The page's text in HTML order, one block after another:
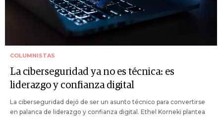
COLUMNISTAS
La ciberseguridad ya no es técnica: es
liderazgo y confianza digital
La ciberseguridad dejó de ser un asunto técnico para convertirse
en palanca de liderazgo y confianza digital. Ethel Korneki plantea